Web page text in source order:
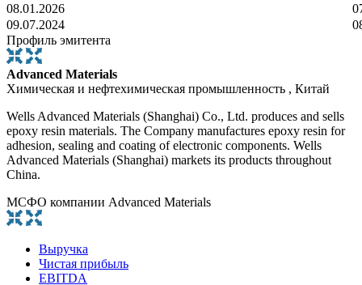
08.01.2026
09.07.2024
Профиль эмитента
Advanced Materials
Химическая и нефтехимическая промышленность , Китай
Wells Advanced Materials (Shanghai) Co., Ltd. produces and sells
epoxy resin materials. The Company manufactures epoxy resin for
adhesion, sealing and coating of electronic components. Wells
Advanced Materials (Shanghai) markets its products throughout
China.
МСФО компании Advanced Materials
Выручка
Чистая прибыль
EBITDA